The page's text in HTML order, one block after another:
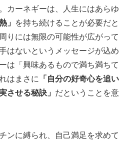
カーネギーは、人生にはあらゆ
」
を持ち続けることが必要だと
りには無限の可能性が広がって
はないというメッセージが込め
は「興味あるもので満ち満ちて
はまさに 「自分の好奇心を追い
させる秘訣」 だということを意
ンに縛られ、自己満足を求めて